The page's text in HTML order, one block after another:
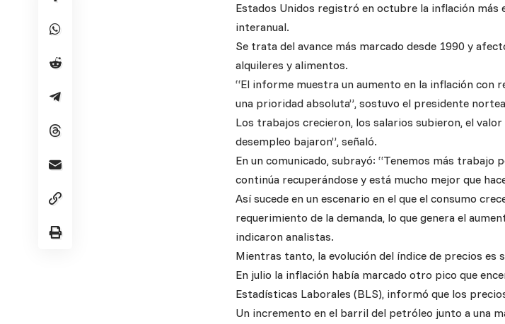
Estados Unidos registró en octubre la inflación más
interanual.
Se trata del avance más marcado desde 1990 y
alquileres y alimentos.
“El informe muestra un aumento en la inflación con
una prioridad absoluta”, sostuvo el presidente
Los trabajos crecieron, los salarios subieron, el
desempleo bajaron”, señaló.
En un comunicado, subrayó: “Tenemos más trabajo
continúa recuperándose y está mucho mejor que
Así sucede en un escenario en el que el consumo
requerimiento de la demanda, lo que genera el
indicaron analistas.
Mientras tanto, la evolución del índice de precios es
En julio la inflación había marcado otro pico que
Estadísticas Laborales (BLS), informó que los
Un incremento en el barril del petróleo junto a una